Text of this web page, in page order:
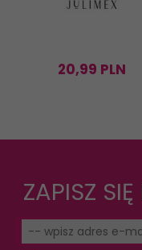
20,99 PLN
ZAPISZ